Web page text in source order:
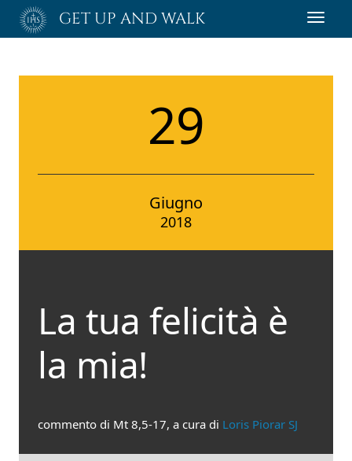
Passa
GET UP AND WALK
29
Giugno
2018
La tua felicità è
la mia!
commento di Mt 8,5-17, a cura di Loris Piorar SJ